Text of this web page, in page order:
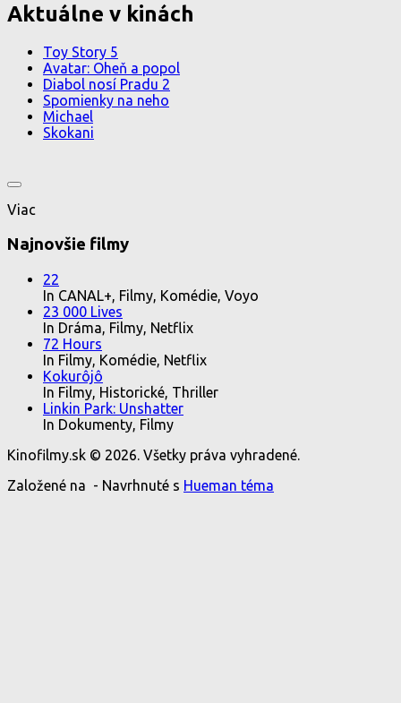
Aktuálne v kinách
Toy Story 5
Avatar: Oheň a popol
Diabol nosí Pradu 2
Spomienky na neho
Michael
Skokani
Viac
Najnovšie filmy
22
In CANAL+, Filmy, Komédie, Voyo
23 000 Lives
In Dráma, Filmy, Netflix
72 Hours
In Filmy, Komédie, Netflix
Kokurôjô
In Filmy, Historické, Thriller
Linkin Park: Unshatter
In Dokumenty, Filmy
Kinofilmy.sk © 2026. Všetky práva vyhradené.
Založené na - Navrhnuté s Hueman téma